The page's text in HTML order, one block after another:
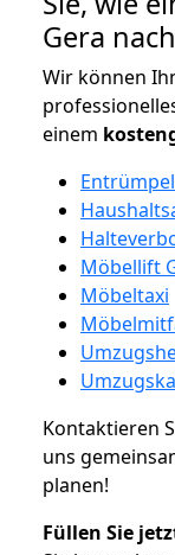
Gera
Wir können
einem
Möbellift
Möbeltaxi
Kontaktieren
uns
planen!
Füllen Sie